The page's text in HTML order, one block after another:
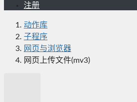
注册
动作库
子程序
网页与浏览器
网页上传文件(mv3)